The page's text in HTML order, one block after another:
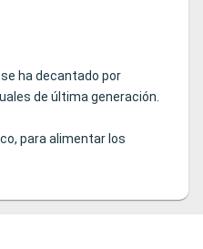
ha decantado por
de última generación.
para alimentar los